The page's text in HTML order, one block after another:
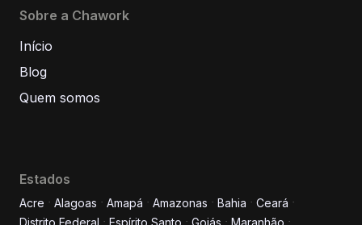
Sobre a Chawork
Início
Blog
Quem somos
Estados
Acre Alagoas Amapá Amazonas Bahia
Ceará